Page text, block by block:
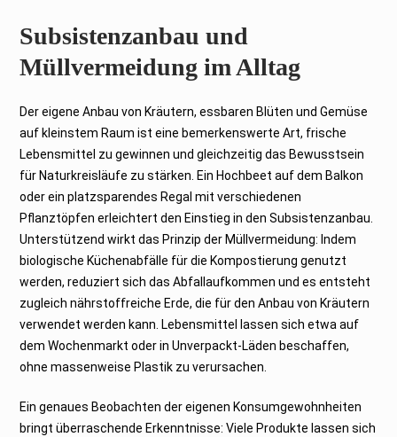
Subsistenzanbau und
Müllvermeidung im Alltag
Der eigene Anbau von Kräutern, essbaren Blüten und Gemüse
auf kleinstem Raum ist eine bemerkenswerte Art, frische
Lebensmittel zu gewinnen und gleichzeitig das Bewusstsein
für Naturkreisläufe zu stärken. Ein Hochbeet auf dem Balkon
oder ein platzsparendes Regal mit verschiedenen
Pflanztöpfen erleichtert den Einstieg in den Subsistenzanbau.
Unterstützend wirkt das Prinzip der Müllvermeidung: Indem
biologische Küchenabfälle für die Kompostierung genutzt
werden, reduziert sich das Abfallaufkommen und es entsteht
zugleich nährstoffreiche Erde, die für den Anbau von Kräutern
verwendet werden kann. Lebensmittel lassen sich etwa auf
dem Wochenmarkt oder in Unverpackt-Läden beschaffen,
ohne massenweise Plastik zu verursachen.
Ein genaues Beobachten der eigenen Konsumgewohnheiten
bringt überraschende Erkenntnisse: Viele Produkte lassen sich